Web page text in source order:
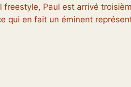
Paul est arrivé
qui en fait un éminent